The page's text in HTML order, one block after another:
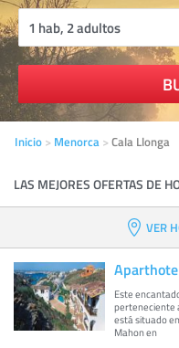
Inicio Menorca Cala Llonga
LAS MEJORES OFERTAS DE
VER
Este
perteneciente
está situado
Mahon en